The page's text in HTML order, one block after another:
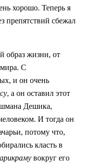
хорошо. Теперь я
препятствий сбежал
образ жизни, от
С
и он очень
, а он оставил этот
Дешика,
И тогда он
потому что,
класть в
вокруг его